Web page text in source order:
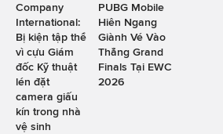
Company
International:
Bị kiện tập thể
vì cựu Giám
đốc Kỹ thuật
lén đặt
camera giấu
kín trong nhà
vệ sinh
PUBG Mobile
Hiên Ngang
Giành Vé Vào
Thẳng Grand
Finals Tại EWC
2026